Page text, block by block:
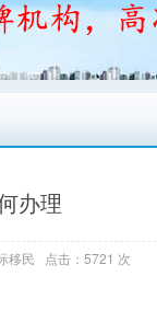
办理
移民 点击：5721 次